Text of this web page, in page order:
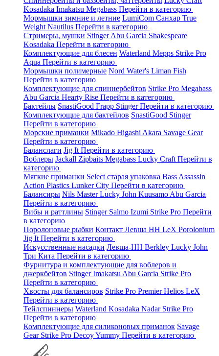
Kosadaka Imakatsu Megabass Перейти в категорию
Мормышки зимние и летние LumiCom Санхар True
Weight Nautilus Перейти в категорию
Стримеры, мушки StingerAbu Garcia Shakespeare
Kosadaka Перейти в категорию
Комплектующие для блесен Waterland Mepps Strike Pro
Aqua Перейти в категорию
Мормышки полимерные Nord Water's Liman Fish
Перейти в категорию
Комплектующие для спиннербейтов Strike Pro Megabass
Abu Garcia Hearty Rise Перейти в категорию
Бактейлы SnastiGood Frapp StingerПерейти в категорию
Комплектующие для бактейлов SnastiGood Stinger
Перейти в категорию
Морские приманки Mikado Higashi Akara Savage Gear
Перейти в категорию
Баланслаги Jig It Перейти в категорию
Воблеры Jackall Zipbaits Megabass Lucky Craft Перейти в
категорию
Мягкие приманки Select старая упаковка Bass Assassin
Action Plastics Lunker City Перейти в категорию
Балансиры Nils MasterLucky John Kuusamo Abu Garcia
Перейти в категорию
Вибы и раттлины Stinger Salmo Izumi Strike Pro Перейти
в категорию
Поролоновые рыбки Контакт Левша НН LeX Porolonium
Jig It Перейти в категорию
Искусственные насадки Левша-НН Berkley Lucky John
Три Кита Перейти в категорию
Фурнитура и комплектующие для воблеров и
джеркбейтов StingerImakatsu Abu Garcia Strike Pro
Перейти в категорию
Хвосты для балансиров Strike Pro PremierHelios LeX
Перейти в категорию
Тейлспиннеры Waterland Kosadaka Nadar Strike Pro
Перейти в категорию
Комплектующие для силиконовых приманок Savage
Gear Strike Pro DecoyYummy Перейти в категорию